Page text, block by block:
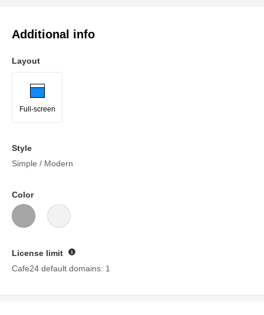
Additional info
Layout
Full-screen
Style
Simple / Modern
Color
License limit
Cafe24 default domains: 1